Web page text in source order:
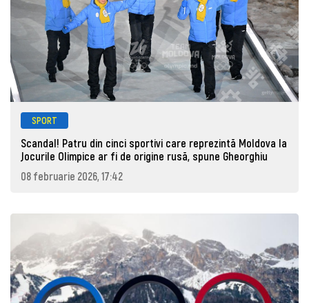
SPORT
Scandal! Patru din cinci sportivi care reprezintă Moldova la
Jocurile Olimpice ar fi de origine rusă, spune Gheorghiu
08 februarie 2026, 17:42